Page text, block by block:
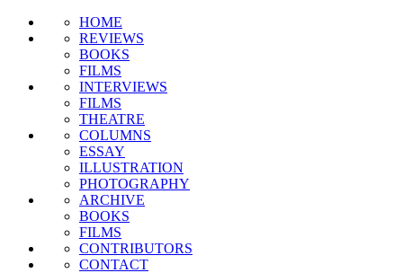
HOME
REVIEWS
BOOKS
FILMS
INTERVIEWS
FILMS
THEATRE
COLUMNS
ESSAY
ILLUSTRATION
PHOTOGRAPHY
ARCHIVE
BOOKS
FILMS
CONTRIBUTORS
CONTACT